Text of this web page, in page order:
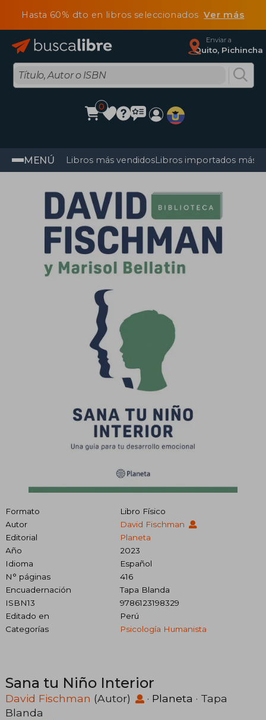
Hasta 60% dto en libros seleccionadosVer más
Enviar a
Quito, Pichincha
0
MENÚ Libros más vendidosLibros importados más
Formato
Libro Físico
Autor
David Fischman
Editorial
Planeta
Año
2023
Idioma
Español
N° páginas
416
Encuadernación
Tapa Blanda
ISBN13
9786123198329
Editado en
Perú
Categorías
Psicología Humanista
Sana tu Niño Interior
David Fischman (Autor) · Planeta · Tapa
Blanda